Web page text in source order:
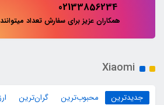
همکاران عزیز برای سفارش تعداد
Xiaomi
جدیدترین محبوب‌ترین گران‌ترین